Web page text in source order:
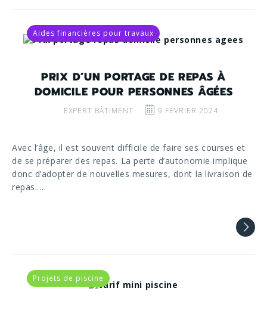
PRIX D’UN PORTAGE DE REPAS À
DOMICILE POUR PERSONNES ÂGÉES
EXPERT BÂTIMENT 9 FÉVRIER 2024
Aides financières pour travaux
Avec l’âge, il est souvent difficile de faire ses courses et
de se préparer des repas. La perte d’autonomie implique
donc d’adopter de nouvelles mesures, dont la livraison de
repas.…
Projets de piscine